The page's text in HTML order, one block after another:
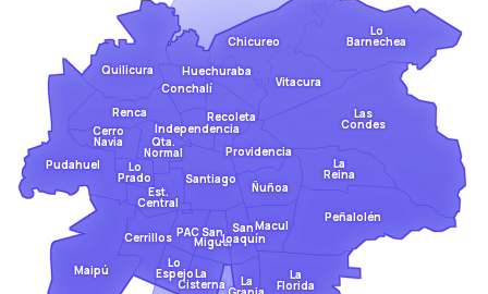
Chicureo
Maipú
Cerrillos
Est.
Central
Pudahuel Lo
Prado
Cerro
Navia
Santiago
Renca
Qta.
Normal
Recoleta
Independencia
Quilicura
Conchalí
La
Cisterna
Lo
Espejo
PACSan
Miguel
La
San
Joaquín
Providencia
Ñuñoa
La
Reina
Macul
La
Florida
Peñalolén
Las
Condes
Vitacura
Lo
Barnechea
Huechuraba